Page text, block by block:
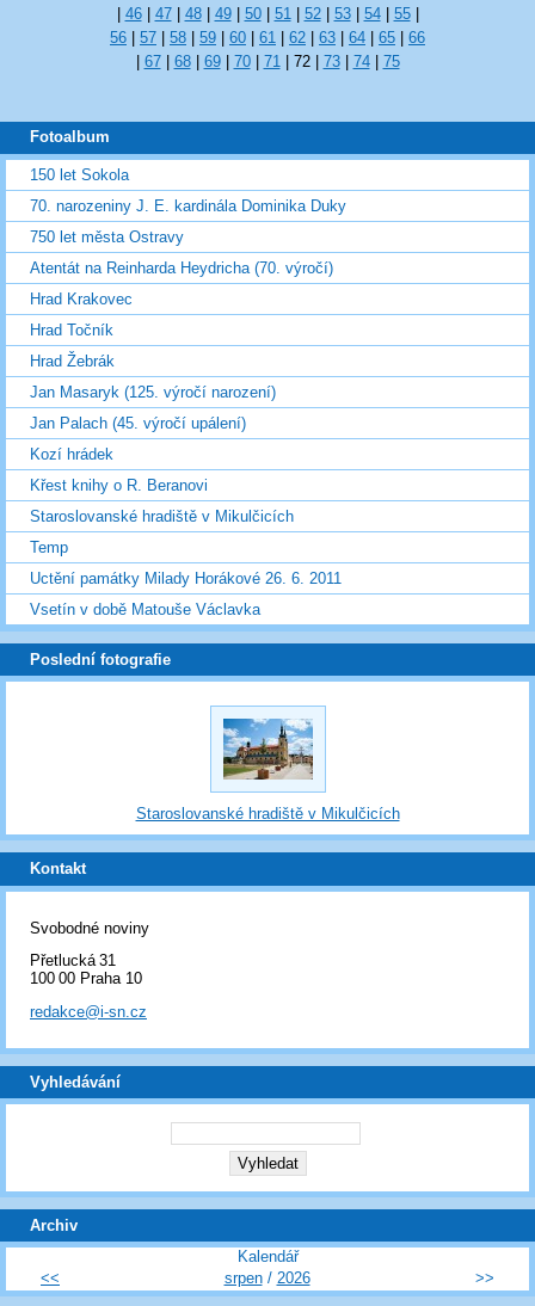
46 47 48 49 50 51 52 53 54 55
56
57 58 59 60 61 62 63 64 65
66
67 68 69 70 71 72 73 74 75
Fotoalbum
150 let Sokola
70. narozeniny J. E. kardinála Dominika Duky
750 let města Ostravy
Atentát na Reinharda Heydricha (70. výročí)
Hrad Krakovec
Hrad Točník
Hrad Žebrák
Jan Masaryk (125. výročí narození)
Jan Palach (45. výročí upálení)
Kozí hrádek
Křest knihy o R. Beranovi
Staroslovanské hradiště v Mikulčicích
Temp
Uctění památky Milady Horákové 26. 6. 2011
Vsetín v době Matouše Václavka
Poslední fotografie
Staroslovanské hradiště v Mikulčicích
Kontakt
Svobodné noviny
Přetlucká 31
100 00 Praha 10
redakce@i-sn.cz
Vyhledávání
Archiv
Kalendář
<<
srpen/ 2026 >>